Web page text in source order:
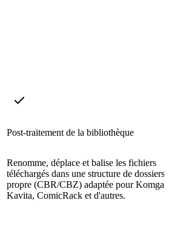
Post-traitement de la bibliothèque
Renomme, déplace et balise les fichiers
téléchargés dans une structure de dossiers
propre (CBR/CBZ) adaptée pour Komga,
Kavita, ComicRack et d'autres.